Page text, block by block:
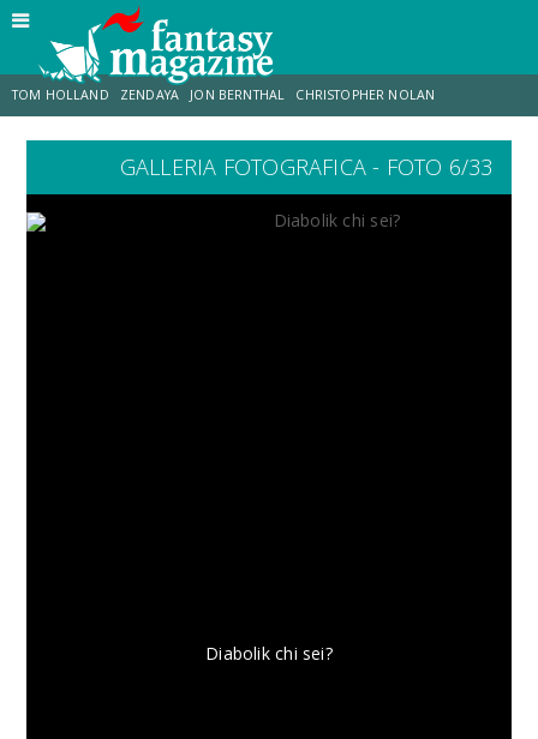
TOM HOLLAND ZENDAYA JON BERNTHAL CHRISTOPHER NOLAN
LUCCA COMICS & GAMES ODISSEA MARK RUFFALO
GALLERIA FOTOGRAFICA - FOTO 6/33
Diabolik chi sei?